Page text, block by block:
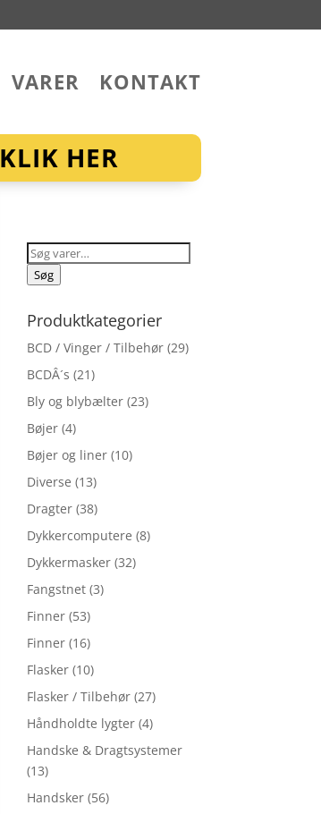
VARER KONTAKT
HER
Søg
efter:
Søg
Produktkategorier
BCD / Vinger / Tilbehør (29)
BCDÂ´s (21)
Bly og blybælter (23)
Bøjer (4)
Bøjer og liner (10)
Diverse (13)
Dragter (38)
Dykkercomputere (8)
Dykkermasker (32)
Fangstnet (3)
Finner (53)
Finner (16)
Flasker (10)
Flasker / Tilbehør (27)
Håndholdte lygter (4)
Handske & Dragtsystemer
(13)
Handsker (56)